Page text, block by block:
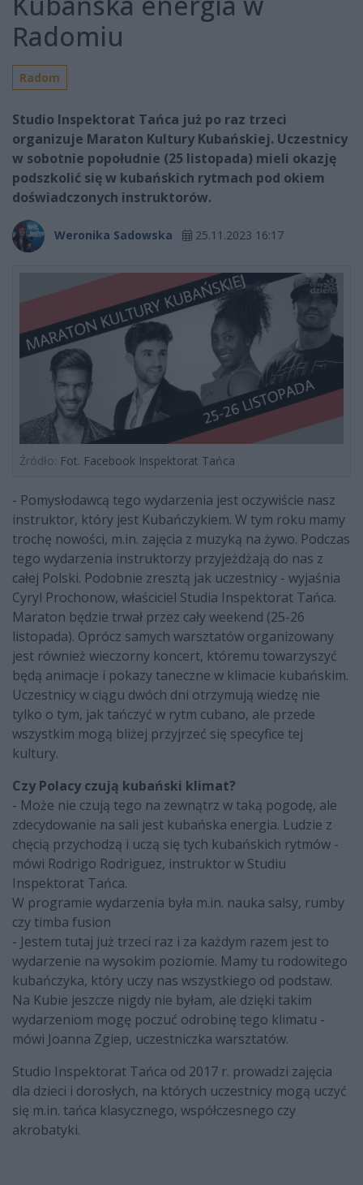
Radomiu
Radom
Studio Inspektorat Tańca już po raz trzeci
organizuje Maraton Kultury Kubańskiej. Uczestnicy
w sobotnie popołudnie (25 listopada) mieli okazję
podszkolić się w kubańskich rytmach pod okiem
doświadczonych instruktorów.
Weronika Sadowska 25.11.2023 16:17
Źródło: Fot. Facebook Inspektorat Tańca
- Pomysłodawcą tego wydarzenia jest oczywiście nasz
instruktor, który jest Kubańczykiem. W tym roku mamy
trochę nowości, m.in. zajęcia z muzyką na żywo. Podczas
tego wydarzenia instruktorzy przyjeżdżają do nas z
całej Polski. Podobnie zresztą jak uczestnicy - wyjaśnia
Cyryl Prochonow, właściciel Studia Inspektorat Tańca.
Maraton będzie trwał przez cały weekend (25-26
listopada). Oprócz samych warsztatów organizowany
jest również wieczorny koncert, któremu towarzyszyć
będą animacje i pokazy taneczne w klimacie kubańskim.
Uczestnicy w ciągu dwóch dni otrzymują wiedzę nie
tylko o tym, jak tańczyć w rytm cubano, ale przede
wszystkim mogą bliżej przyjrzeć się specyfice tej
kultury.
Czy Polacy czują kubański klimat?
- Może nie czują tego na zewnątrz w taką pogodę, ale
zdecydowanie na sali jest kubańska energia. Ludzie z
chęcią przychodzą i uczą się tych kubańskich rytmów -
mówi Rodrigo Rodriguez, instruktor w Studiu
Inspektorat Tańca.
W programie wydarzenia była m.in. nauka salsy, rumby
czy timba fusion
- Jestem tutaj już trzeci raz i za każdym razem jest to
wydarzenie na wysokim poziomie. Mamy tu rodowitego
kubańczyka, który uczy nas wszystkiego od podstaw.
Na Kubie jeszcze nigdy nie byłam, ale dzięki takim
wydarzeniom mogę poczuć odrobinę tego klimatu -
mówi Joanna Zgiep, uczestniczka warsztatów.
Studio Inspektorat Tańca od 2017 r. prowadzi zajęcia
dla dzieci i dorosłych, na których uczestnicy mogą uczyć
się m.in. tańca klasycznego, współczesnego czy
akrobatyki.